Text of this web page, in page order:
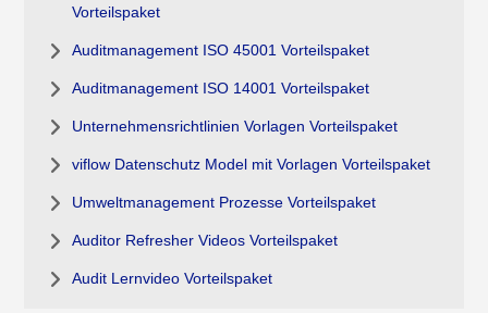
Vorteilspaket
Auditmanagement ISO 45001 Vorteilspaket
Auditmanagement ISO 14001 Vorteilspaket
Unternehmensrichtlinien Vorlagen Vorteilspaket
viflow Datenschutz Model mit Vorlagen Vorteilspaket
Umweltmanagement Prozesse Vorteilspaket
Auditor Refresher Videos Vorteilspaket
Audit Lernvideo Vorteilspaket